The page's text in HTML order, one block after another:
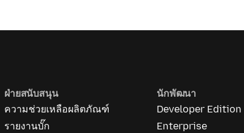
ฝ่ายสนับสนุน
ความช่วยเหลือผลิตภัณฑ์
รายงานบั๊ก
นักพัฒนา
Developer Edition
Enterprise